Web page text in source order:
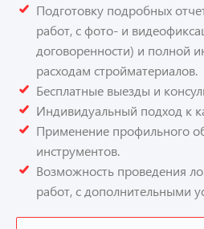
Подготовку подробных
работ, с фото- и
договоренности) и полной
расходам стройматериалов.
Бесплатные выезды и
Индивидуальный подход к
Применение профильного
инструментов.
Возможность проведения
работ, с дополнительными